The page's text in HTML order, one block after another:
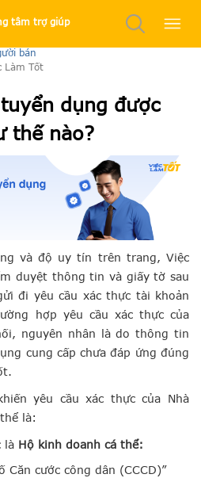
tâm trợ giúp
bán
Làm Tốt
dụng được
thế nào?
và độ uy tín trên trang, Việc
duyệt thông tin và giấy tờ sau
đi yêu cầu xác thực tài khoản
hợp yêu cầu xác thực của
nguyên nhân là do thông tin
cung cấp chưa đáp ứng đúng
yêu cầu xác thực của Nhà
là:
là Hộ kinh doanh cá thể:
Căn cước công dân (CCCD)”